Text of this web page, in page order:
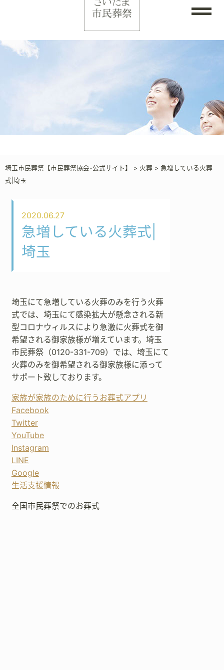
埼玉市民葬祭【市民葬祭協会-公式サイト】 > 火葬 > 急増している火葬
式|埼玉
2020.06.27
急増している火葬式|
埼玉
埼玉にて急増している火葬のみを行う火葬
式では、埼玉にて感染拡大が懸念される新
型コロナウィルスにより急激に火葬式を御
希望される御家族様が増えています。埼玉
市民葬祭（0120-331-709）では、埼玉にて
火葬のみを御希望される御家族様に添って
サポート致しております。
家族が家族のために行うお葬式アプリ
Facebook
Twitter
YouTube
Instagram
LINE
Google
生活支援情報
全国市民葬祭でのお葬式